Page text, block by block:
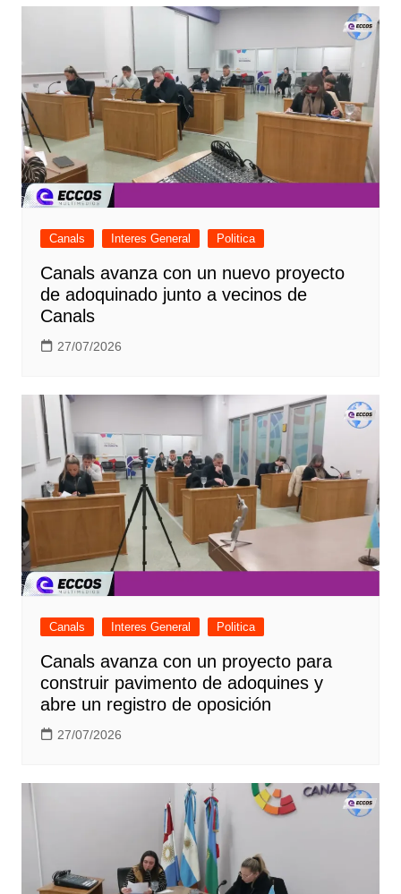
Canals Interes General Politica
Canals avanza con un nuevo proyecto
de adoquinado junto a vecinos de
Canals
27/07/2026
Canals Interes General Politica
Canals avanza con un proyecto para
construir pavimento de adoquines y
abre un registro de oposición
27/07/2026